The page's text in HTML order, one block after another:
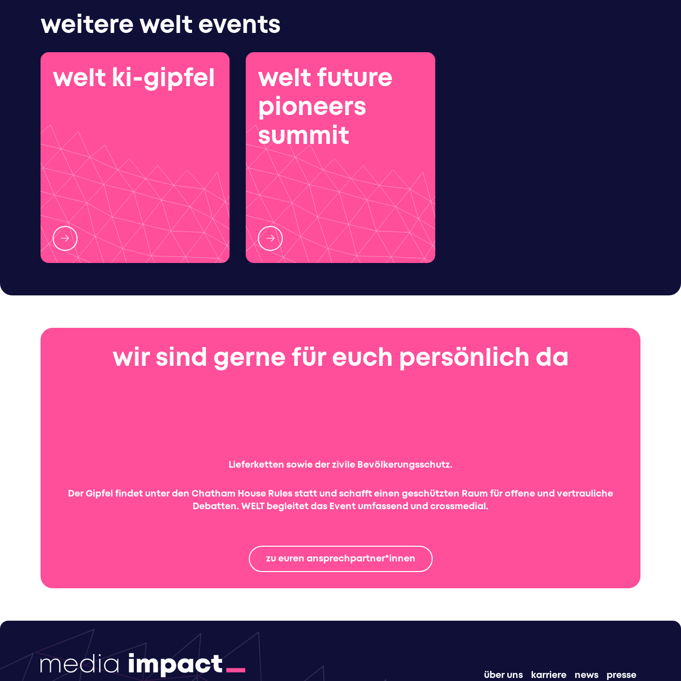
weitere welt events
welt ki-gipfel
welt future
pioneers
summit
wir sind gerne für euch persönlich da
Lieferketten sowie der zivile Bevölkerungsschutz.
Der Gipfel findet unter den Chatham House Rules statt und schafft einen geschützten Raum für offene und vertrauliche
Debatten. WELT begleitet das Event umfassend und crossmedial.
zu euren ansprechpartner*innen
über uns karriere news presse